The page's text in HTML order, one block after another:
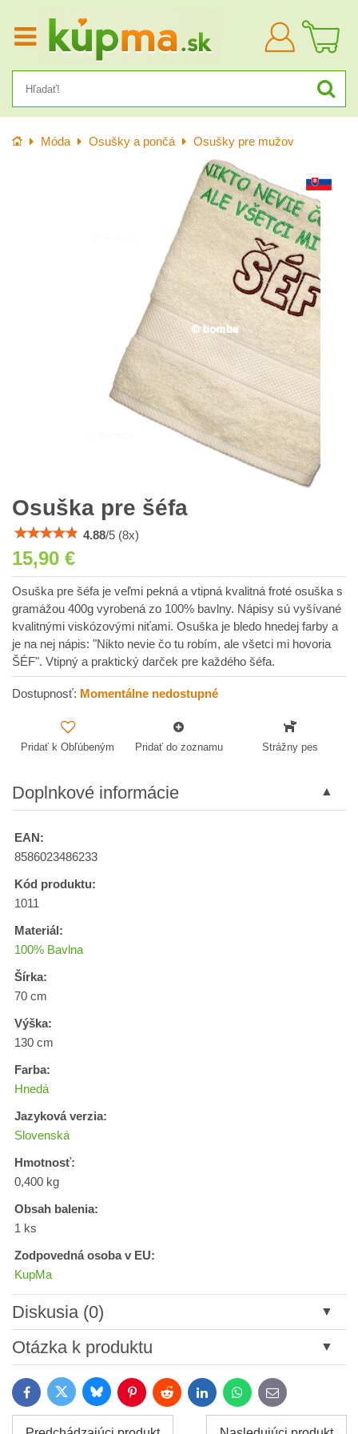
Prihlásiť
sa
Úvod Móda Osušky a pončá Osušky pre mužov
Osuška pre šéfa
4.88/5 (8x)
15,90 €
Osuška pre šéfa je veľmi pekná a vtipná kvalitná froté osuška s
gramážou 400g vyrobená zo 100% bavlny. Nápisy sú vyšívané
kvalitnými viskózovými niťami. Osuška je bledo hnedej farby a
je na nej nápis: "Nikto nevie čo tu robím, ale všetci mi hovoria
ŠÉF". Vtipný a praktický darček pre každého šéfa.
Dostupnosť: Momentálne nedostupné
Pridať k Obľúbeným Pridať do zoznamu Strážny pes
Doplnkové informácie
EAN:
8586023486233
Kód produktu:
1011
Materiál:
100% Bavlna
Šírka:
70 cm
Výška:
130 cm
Farba:
Hnedá
Jazyková verzia:
Slovenská
Hmotnosť:
0,400 kg
Obsah balenia:
1 ks
Zodpovedná osoba v EU:
KupMa
Diskusia (0)
Nový komentár
Názov:
Otázka k produktu
*
FacebookTwitter BlueskyPinterestReddit LinkedInWhatsApp
E-
mail